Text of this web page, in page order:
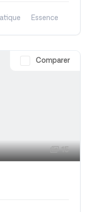
Essence
Comparer
15